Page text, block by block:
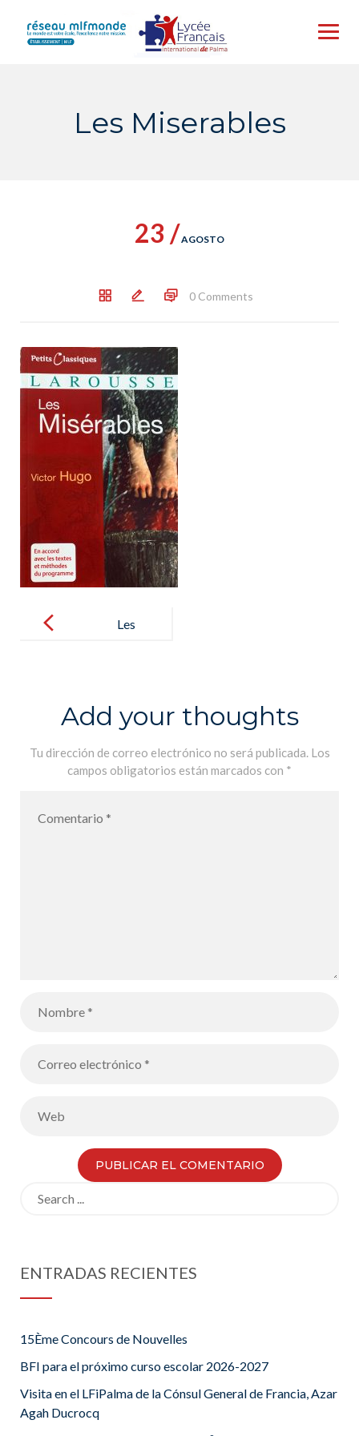
content
Les Miserables
23 /AGOSTO
0 Comments
navigation
Les
Add your thoughts
Tu dirección de correo electrónico no será publicada. Los
campos obligatorios están marcados con *
ENTRADAS RECIENTES
15Ème Concours de Nouvelles
BFI para el próximo curso escolar 2026-2027
Visita en el LFiPalma de la Cónsul General de Francia, Azar
Agah Ducrocq